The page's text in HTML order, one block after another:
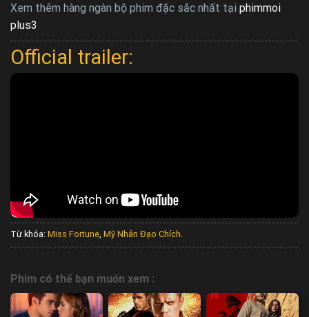
Xem thêm hàng ngàn bộ phim đặc sắc nhất tại phimmoi
plus3
Official trailer:
Từ khóa: Miss Fortune Mỹ Nhân Đạo Chích
Phim có thể bạn muốn xem :